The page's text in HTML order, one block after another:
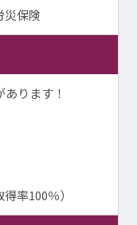
災保険
ります！
率100％）